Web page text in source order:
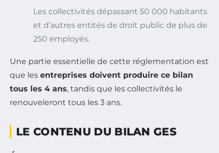
Les collectivités dépassant 50 000 habitants
et d’autres entités de droit public de plus de
250 employés.
Une partie essentielle de cette réglementation est
que les entreprises doivent produire ce bilan
tous les 4 ans, tandis que les collectivités le
renouveleront tous les 3 ans.
LE CONTENU DU BILAN GES